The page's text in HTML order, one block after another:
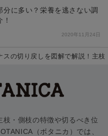
分に多い？栄養を逃さない調
2020年11月24日
スの切り戻しを図解で解説！主
・側枝の特徴や切るべき位
（ボタニカ）では、